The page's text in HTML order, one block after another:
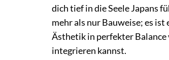
dich tief in die Seele Japans
mehr als nur Bauweise; es
Ästhetik in perfekter Balance
integrieren kannst.